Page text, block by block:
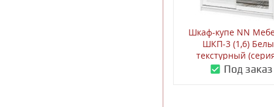
Шкаф-купе NN
ШКП-3 (1,6)
текстурный
Под заказ